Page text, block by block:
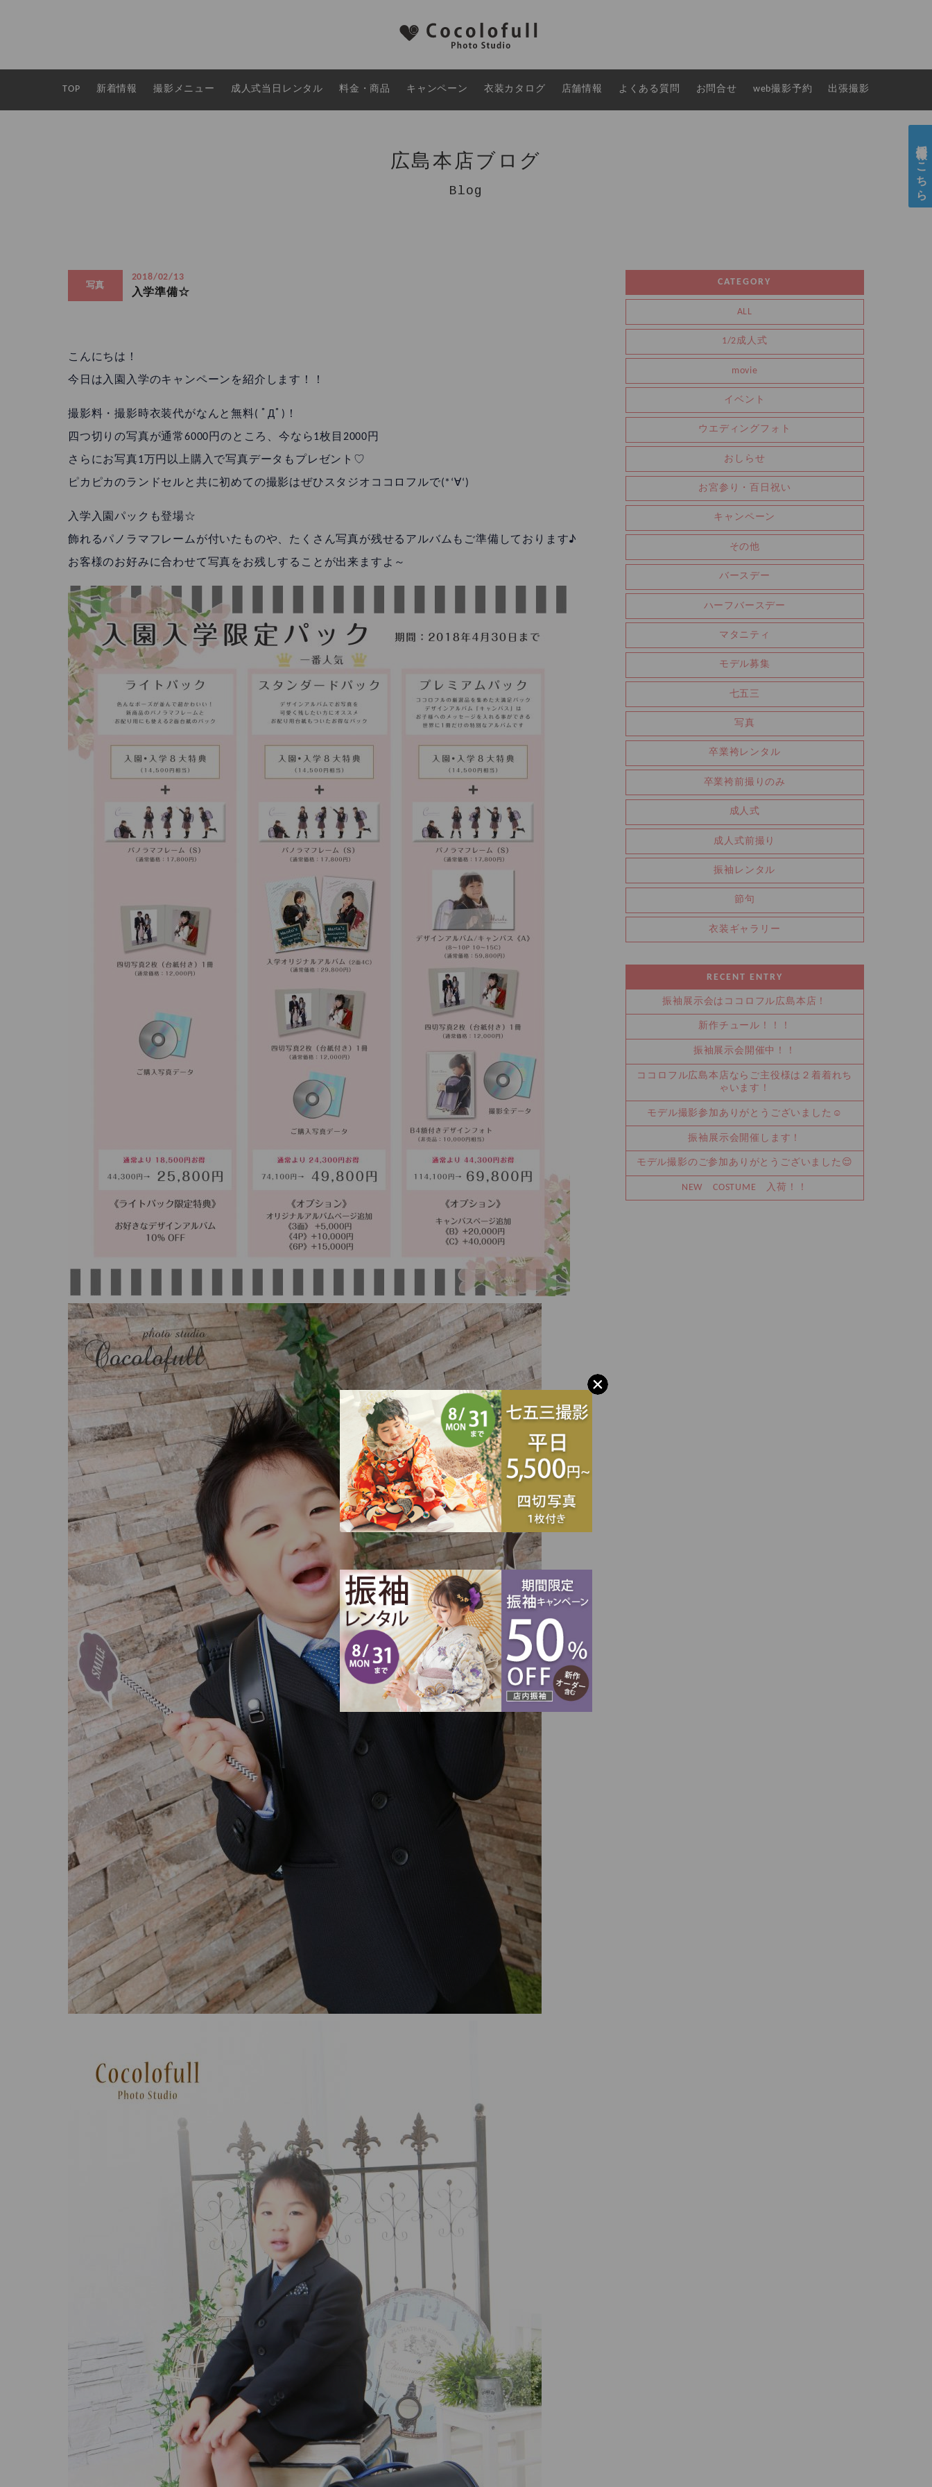
TOP 新着情報 撮影メニュー 成人式当日レンタル 料金・商品 キャンペーン 衣装カタログ 店舗情報 よくある質問 お問合せ web撮影予約 出張撮影
広島本店ブログ
Blog
写真
2018/02/13
入学準備☆
こんにちは！
今日は入園入学のキャンペーンを紹介します！！
撮影料・撮影時衣装代がなんと無料( ﾟДﾟ)！
四つ切りの写真が通常6000円のところ、今なら1枚目2000円
さらにお写真1万円以上購入で写真データもプレゼント♡
ピカピカのランドセルと共に初めての撮影はぜひスタジオココロフルで(*‘∀‘)
入学入園パックも登場☆
飾れるパノラマフレームが付いたものや、たくさん写真が残せるアルバムもご準備しております♪
お客様のお好みに合わせて写真をお残しすることが出来ますよ～
CATEGORY
ALL
1/2成人式
movie
イベント
ウエディングフォト
おしらせ
お宮参り・百日祝い
キャンペーン
その他
バースデー
ハーフバースデー
マタニティ
モデル募集
七五三
写真
卒業袴レンタル
卒業袴前撮りのみ
成人式
成人式前撮り
振袖レンタル
節句
衣装ギャラリー
RECENT ENTRY
振袖展示会はココロフル広島本店！
新作チュール！！！
振袖展示会開催中！！
ココロフル広島本店ならご主役様は２着着れち
ゃいます！
モデル撮影参加ありがとうございました☺
振袖展示会開催します！
モデル撮影のご参加ありがとうございました😌
NEW COSTUME 入荷！！
採用情報はこちら